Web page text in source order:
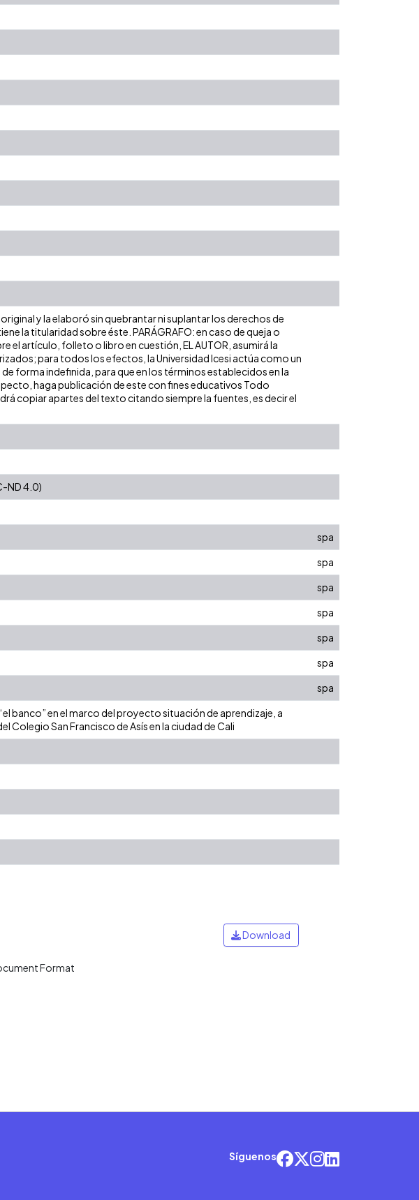
y la elaboró sin quebrantar ni suplantar los derechos de
la titularidad sobre éste. PARÁGRAFO: en caso de queja o
el artículo, folleto o libro en cuestión, EL AUTOR, asumirá la
para todos los efectos, la Universidad Icesi actúa como un
forma indefinida, para que en los términos establecidos en la
haga publicación de este con fines educativos Todo
copiar apartes del texto citando siempre la fuentes, es decir el
ND 4.0)
spa
spa
spa
spa
spa
spa
spa
banco” en el marco del proyecto situación de aprendizaje, a
San Francisco de Asís en la ciudad de Cali
Format
Download
Síguenos